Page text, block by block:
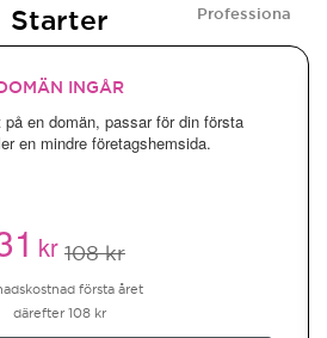
Starter Professional
INGÅR
en domän, passar för din första
en mindre företagshemsida.
kr 108 kr
första året
därefter 108 kr